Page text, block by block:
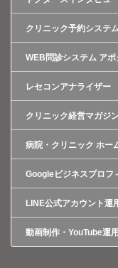
クリニック予約システ
WEB問診システム アポ
レセコンアナライザー
クリニック経営マガジ
病院・クリニック ホー
Googleビジネスプロフ
LINE公式アカウント運
動画制作・YouTube運